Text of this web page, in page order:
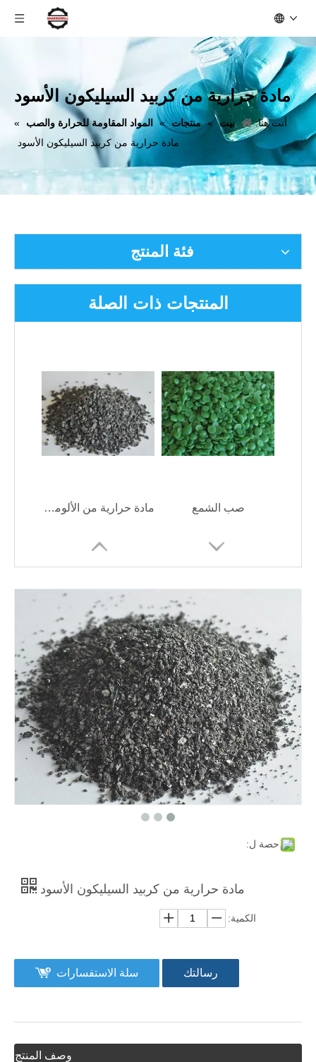
مادة حرارية من كربيد السيليكون الأسود
أنت هنا: بيت » منتجات » المواد المقاومة للحرارة والصب
»
مادة حرارية من كربيد السيليكون الأسود
فئة المنتج
المنتجات ذات الصلة
مادة حرارية من الألومينا المصهورة باللون البني صب الشمع
موليت مادة حرارية من الألومينا المنصهرة باللون الأبيض
حصة ل:
مادة حرارية من كربيد السيليكون الأسود
الكمية:
رسالتك سلة الاستفسارات
وصف المنتج